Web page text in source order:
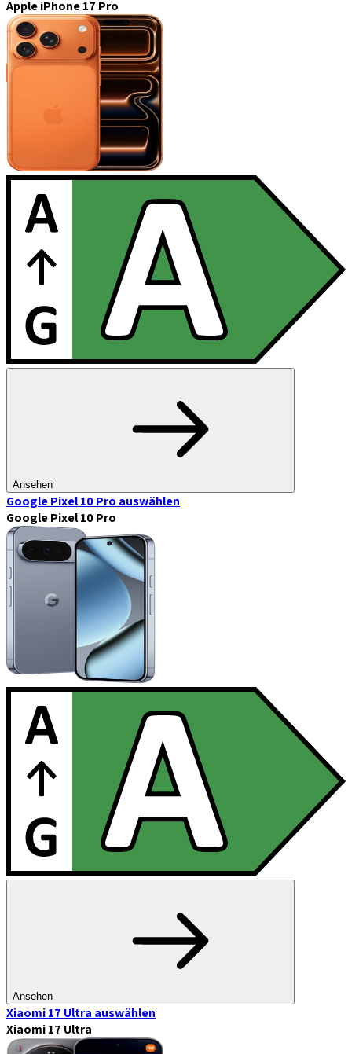
Apple iPhone 17 Pro
Ansehen
Google Pixel 10 Pro auswählen
Google Pixel 10 Pro
Ansehen
Xiaomi 17 Ultra auswählen
Xiaomi 17 Ultra